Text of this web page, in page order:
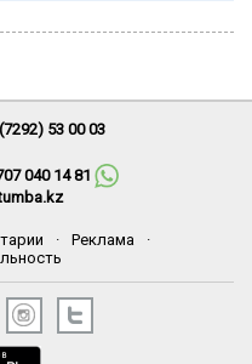
53 00 03
040 14 81
· Реклама
·